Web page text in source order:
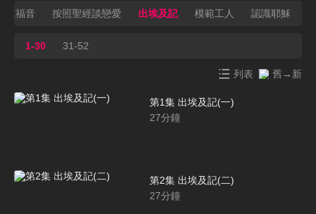
重福音 按照聖經談戀愛 出埃及記 模範工人 認識耶穌
1-30 31-52
列表 舊→新
第1集 出埃及記(一)
27分鐘
第2集 出埃及記(二)
27分鐘